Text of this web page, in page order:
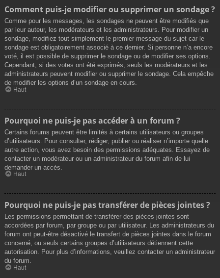
Comment puis-je modifier ou supprimer un sondage ?
Comme pour les messages, les sondages ne peuvent être modifiés que
par leur auteur, les modérateurs et les administrateurs. Pour modifier un
sondage, modifiez tout simplement le premier message du sujet car le
sondage est obligatoirement associé à ce dernier. Si personne n’a encore
voté, il est possible de supprimer le sondage ou de modifier ses options.
Cependant, si des votes ont été exprimés, seuls les modérateurs et les
administrateurs peuvent modifier ou supprimer le sondage. Cela empêche
de modifier les options d’un sondage en cours.
Haut
Pourquoi ne puis-je pas accéder à un forum ?
Certains forums peuvent être limités à certains utilisateurs ou groupes
d’utilisateurs. Pour consulter, rédiger, publier ou réaliser n’importe quelle
autre action, vous avez besoin des permissions adéquates. Essayez de
contacter un modérateur ou un administrateur du forum afin de lui
demander un accès.
Haut
Pourquoi ne puis-je pas transférer de pièces jointes ?
Les permissions permettant de transférer des pièces jointes sont
accordées par forum, par groupe ou par utilisateur. Les administrateurs du
forum ont peut-être désactivé le transfert de pièces jointes dans le forum
concerné, ou seuls certains groupes d’utilisateurs détiennent cette
autorisation. Pour plus d’informations, veuillez contacter un administrateur
du forum.
Haut